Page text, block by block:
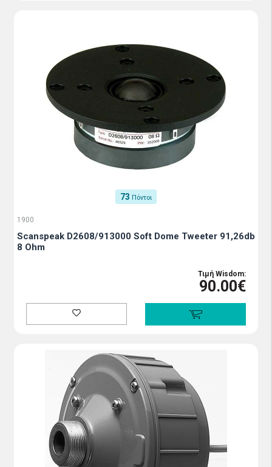
73 Πόντοι
1900
Scanspeak D2608/913000 Soft Dome Tweeter 91,26db
8 Ohm
Τιμή Wisdom:
90.00€